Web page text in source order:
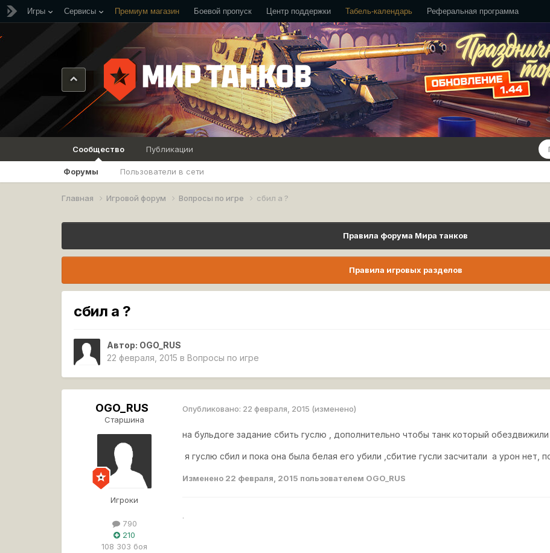
Игры Сервисы Премиум магазин Боевой пропуск Центр поддержки Табель-календарь Реферальная программа
Сообщество
Форумы Пользователи в сети
Публикации
Главная Игровой форум Вопросы по игре сбил а ?
Правила форума Мира танков
Правила игровых разделов
сбил а ?
Автор: OGO_RUS
22 февраля, 2015 в Вопросы по игре
OGO_RUS
Старшина
Игроки
790
210
108 303 боя
Опубликовано: 22 февраля, 2015 (изменено)
на бульдоге задание сбить гуслю , дополнительно чтобы танк который
я гуслю сбил и пока она была белая его убили ,сбитие гусли засчитали а урон нет,
Изменено 22 февраля, 2015 пользователем OGO_RUS
.